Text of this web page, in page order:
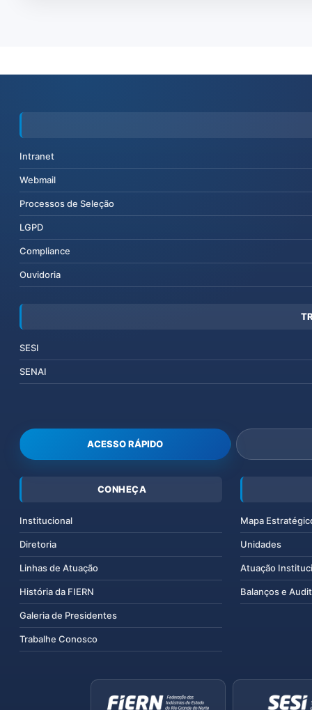
Intranet
Webmail
Processos de Seleção
LGPD
Compliance
Ouvidoria
SESI
SENAI
ACESSO RÁPIDO
CONHEÇA
Institucional
Diretoria
Linhas de Atuação
História da FIERN
Galeria de Presidentes
Trabalhe Conosco
Mapa
Unidades
Atuação
Balanços e